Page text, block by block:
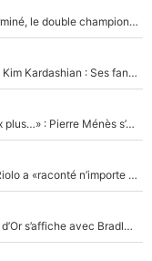
Le PSG veut s'offrir une pépite de 16 ans : Déterminé, le double champion d'Europe en titre est prêt à lâcher 40M€ pour celui que l'on compare déjà à Vinicius Jr !
Lewis Hamilton poste de nouvelles photos avec Kim Kardashian : Ses fans le voient déjà redevenir champion du monde de F1 grâce à elle !
«Un très mauvais choix pour le PSG, je n’en peux plus…» : Pierre Ménès s’est complètement trompé avec Luis Enrique et ces déclarations le prouvent !
«Je m’en veux terriblement» : Le jour où Daniel Riolo a «raconté n’importe quoi» dans l'After Foot !
Ousmane Dembélé de retour au PSG : Le Ballon d’Or s’affiche avec Bradley Barcola en plein cœur du feuilleton sur son départ !